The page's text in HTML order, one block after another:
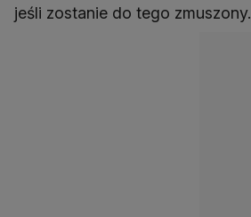
jeśli zostanie do tego zmuszony.